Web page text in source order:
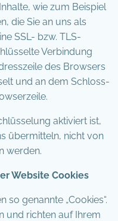
wie zum Beispiel
die Sie an uns als
SSL- bzw. TLS-
Verbindung
des Browsers
und an dem Schloss-
aktiviert ist,
übermitteln, nicht von
werden.
Website Cookies
so genannte „Cookies“.
und richten auf Ihrem